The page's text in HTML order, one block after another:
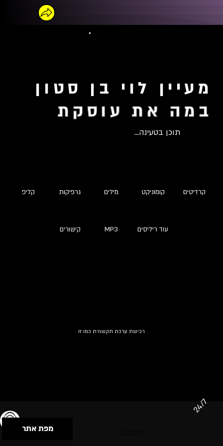
מעיין לוי בן סטון
במה את עוסקת
תוכן בטעינה...
קליפ גרפיקות מילים קומוניקט קרדיטים
קישורים MP3 עוד ריליסים
רכישת ערכת תקשורת כמו זו
מפת אתר
24/7